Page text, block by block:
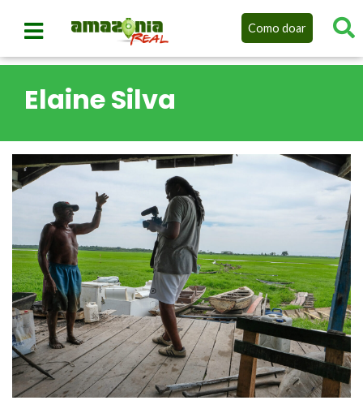
Como doar
Elaine Silva